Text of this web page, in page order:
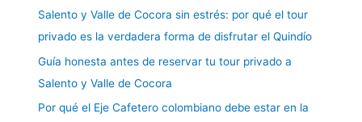
Salento y Valle de Cocora sin estrés: por qué el tour
privado es la verdadera forma de disfrutar el Quindío
Guía honesta antes de reservar tu tour privado a
Salento y Valle de Cocora
Por qué el Eje Cafetero colombiano debe estar en la